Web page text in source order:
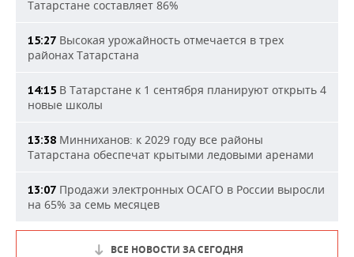
Татарстане составляет 86%
15:27 Высокая урожайность отмечается в трех
районах Татарстана
14:15 В Татарстане к 1 сентября планируют открыть 4
новые школы
13:38 Минниханов: к 2029 году все районы
Татарстана обеспечат крытыми ледовыми аренами
13:07 Продажи электронных ОСАГО в России выросли
на 65% за семь месяцев
ВСЕ НОВОСТИ ЗА СЕГОДНЯ